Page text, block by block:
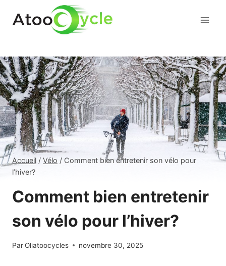
Accueil / Vélo / Comment bien entretenir son vélo pour
l’hiver?
Comment bien entretenir
son vélo pour l’hiver?
ParOliatoocycles novembre 30, 2025